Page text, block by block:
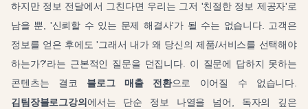
하지만 정보 전달에서 그친다면 우리는 그저 '친절한 정보 제공자'로
남을 뿐, '신뢰할 수 있는 문제 해결사'가 될 수는 없습니다. 고객은
정보를 얻은 후에도 '그래서 내가 왜 당신의 제품/서비스를 선택해야
하는가?'라는 근본적인 질문을 던집니다. 이 질문에 답하지 못하는
콘텐츠는 결코 블로그 매출 전환으로 이어질 수 없습니다.
김팀장블로그강의에서는 단순 정보 나열을 넘어, 독자의 깊은